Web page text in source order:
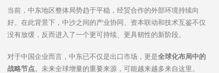
当前，中东地区整体局势趋于平稳，经贸合作的外部环境持续向
好。在此背景下，中沙之间的产业协同、资本联动和技术互鉴不仅
没有放缓，反而进入了一个更可持续、更具韧性的新阶段。
对于中国企业而言，中东已不仅是出口市场，更是全球化布局中的
战略节点 。未来全球增量的重要来源，可能越来越多来自这里。